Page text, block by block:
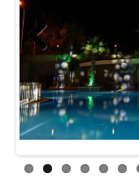
Prev
ious